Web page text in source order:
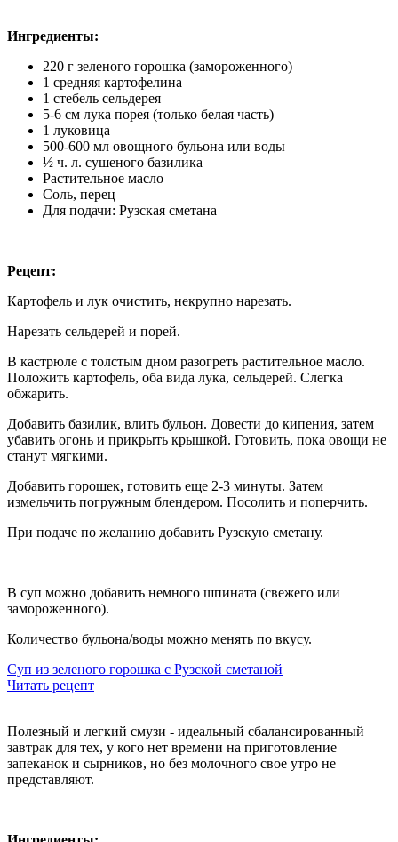
Ингредиенты:
220 г зеленого горошка (замороженного)
1 средняя картофелина
1 стебель сельдерея
5-6 см лука порея (только белая часть)
1 луковица
500-600 мл овощного бульона или воды
½ ч. л. сушеного базилика
Растительное масло
Соль, перец
Для подачи: Рузская сметана
Рецепт:
Картофель и лук очистить, некрупно нарезать.
Нарезать сельдерей и порей.
В кастрюле с толстым дном разогреть растительное масло.
Положить картофель, оба вида лука, сельдерей. Слегка
обжарить.
Добавить базилик, влить бульон. Довести до кипения, затем
убавить огонь и прикрыть крышкой. Готовить, пока овощи не
станут мягкими.
Добавить горошек, готовить еще 2-3 минуты. Затем
измельчить погружным блендером. Посолить и поперчить.
При подаче по желанию добавить Рузскую сметану.
В суп можно добавить немного шпината (свежего или
замороженного).
Количество бульона/воды можно менять по вкусу.
Суп из зеленого горошка с Рузской сметаной
Читать рецепт
Полезный и легкий смузи - идеальный сбалансированный
завтрак для тех, у кого нет времени на приготовление
запеканок и сырников, но без молочного свое утро не
представляют.